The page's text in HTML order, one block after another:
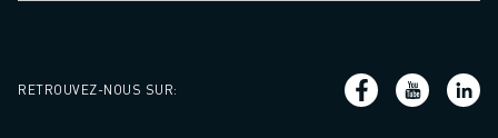
RETROUVEZ-NOUS SUR: